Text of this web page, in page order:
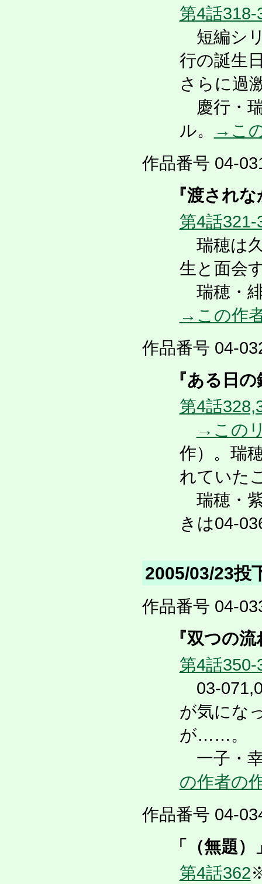
第4話318-
短編シ
行の誕生
さらに過
慶行・
ル。
→こ
作品番号 04-
『渡され
第4話321-
瑞穂は
生と面会
瑞穂・
→この作
作品番号 04-
『ある日
第4話
→この
作）。瑞
れていた
瑞穂・
きは04-
2005/03/23投
作品番号 04-
『双つの
第4話350-
03-
が気にな
が……。
一子・
の作者の
作品番号 04-
「（無題）
第4話362